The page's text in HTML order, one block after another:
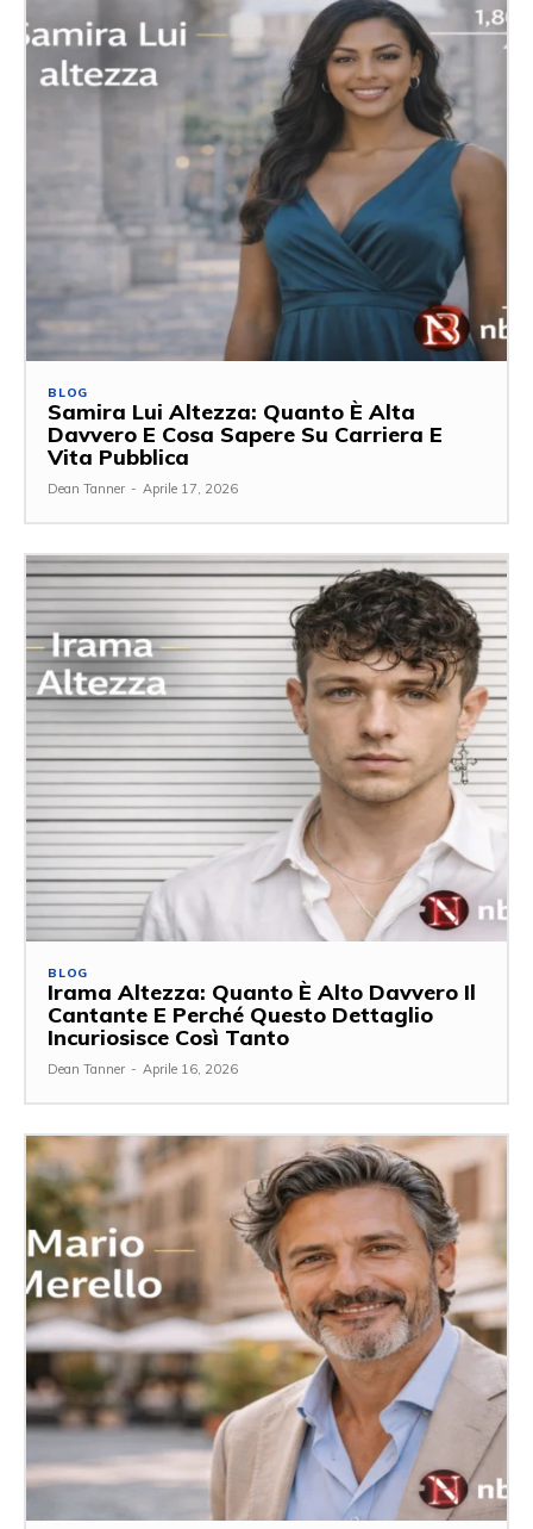
BLOG
Samira Lui Altezza: Quanto È Alta
Davvero E Cosa Sapere Su Carriera E
Vita Pubblica
Dean Tanner - Aprile 17, 2026
BLOG
Irama Altezza: Quanto È Alto Davvero Il
Cantante E Perché Questo Dettaglio
Incuriosisce Così Tanto
Dean Tanner - Aprile 16, 2026